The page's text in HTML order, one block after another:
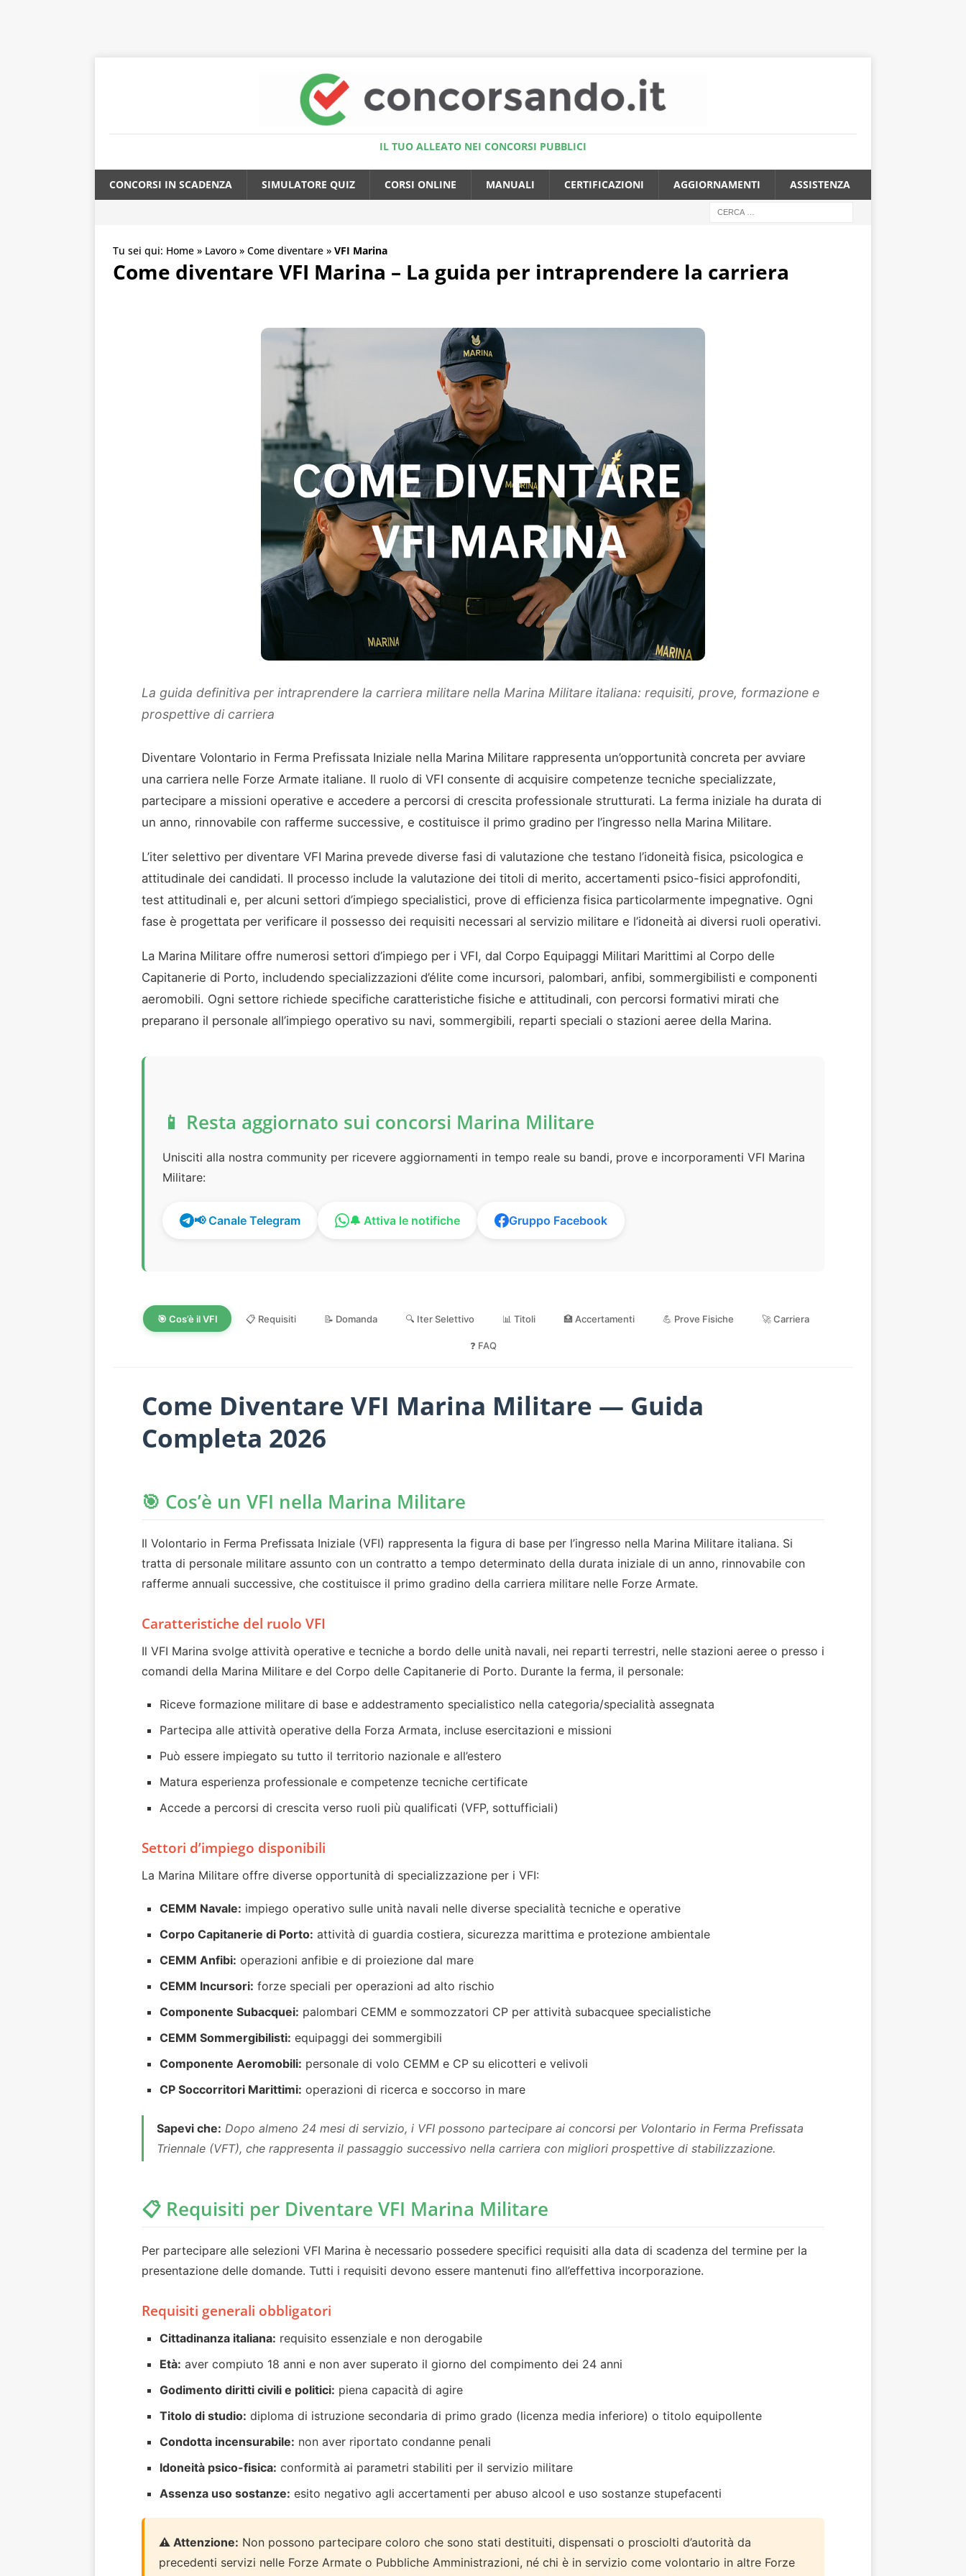
IL TUO ALLEATO NEI CONCORSI PUBBLICI
CONCORSI IN SCADENZA SIMULATORE QUIZ CORSI ONLINE MANUALI CERTIFICAZIONI AGGIORNAMENTI ASSISTENZA
Tu sei qui: Home » Lavoro » Come diventare » VFI Marina
Come diventare VFI Marina – La guida per intraprendere la carriera
La guida definitiva per intraprendere la carriera militare nella Marina Militare italiana: requisiti, prove, formazione e
prospettive di carriera
Diventare Volontario in Ferma Prefissata Iniziale nella Marina Militare rappresenta un’opportunità concreta per avviare
una carriera nelle Forze Armate italiane. Il ruolo di VFI consente di acquisire competenze tecniche specializzate,
partecipare a missioni operative e accedere a percorsi di crescita professionale strutturati. La ferma iniziale ha durata di
un anno, rinnovabile con rafferme successive, e costituisce il primo gradino per l’ingresso nella Marina Militare.
L’iter selettivo per diventare VFI Marina prevede diverse fasi di valutazione che testano l’idoneità fisica, psicologica e
attitudinale dei candidati. Il processo include la valutazione dei titoli di merito, accertamenti psico-fisici approfonditi,
test attitudinali e, per alcuni settori d’impiego specialistici, prove di efficienza fisica particolarmente impegnative. Ogni
fase è progettata per verificare il possesso dei requisiti necessari al servizio militare e l’idoneità ai diversi ruoli operativi.
La Marina Militare offre numerosi settori d’impiego per i VFI, dal Corpo Equipaggi Militari Marittimi al Corpo delle
Capitanerie di Porto, includendo specializzazioni d’élite come incursori, palombari, anfibi, sommergibilisti e componenti
aeromobili. Ogni settore richiede specifiche caratteristiche fisiche e attitudinali, con percorsi formativi mirati che
preparano il personale all’impiego operativo su navi, sommergibili, reparti speciali o stazioni aeree della Marina.
📱 Resta aggiornato sui concorsi Marina Militare
Unisciti alla nostra community per ricevere aggiornamenti in tempo reale su bandi, prove e incorporamenti VFI Marina
Militare:
📢 Canale Telegram 🔔 Attiva le notifiche Gruppo Facebook
🎯 Cos’è il VFI 📋 Requisiti 📝 Domanda 🔍 Iter Selettivo 📊 Titoli 🏥 Accertamenti 💪 Prove Fisiche 🚀 Carriera
❓ FAQ
Come Diventare VFI Marina Militare — Guida
Completa 2026
🎯 Cos’è un VFI nella Marina Militare
Il Volontario in Ferma Prefissata Iniziale (VFI) rappresenta la figura di base per l’ingresso nella Marina Militare italiana. Si
tratta di personale militare assunto con un contratto a tempo determinato della durata iniziale di un anno, rinnovabile con
rafferme annuali successive, che costituisce il primo gradino della carriera militare nelle Forze Armate.
Caratteristiche del ruolo VFI
Il VFI Marina svolge attività operative e tecniche a bordo delle unità navali, nei reparti terrestri, nelle stazioni aeree o presso i
comandi della Marina Militare e del Corpo delle Capitanerie di Porto. Durante la ferma, il personale:
Riceve formazione militare di base e addestramento specialistico nella categoria/specialità assegnata
Partecipa alle attività operative della Forza Armata, incluse esercitazioni e missioni
Può essere impiegato su tutto il territorio nazionale e all’estero
Matura esperienza professionale e competenze tecniche certificate
Accede a percorsi di crescita verso ruoli più qualificati (VFP, sottufficiali)
Settori d’impiego disponibili
La Marina Militare offre diverse opportunità di specializzazione per i VFI:
CEMM Navale: impiego operativo sulle unità navali nelle diverse specialità tecniche e operative
Corpo Capitanerie di Porto: attività di guardia costiera, sicurezza marittima e protezione ambientale
CEMM Anfibi: operazioni anfibie e di proiezione dal mare
CEMM Incursori: forze speciali per operazioni ad alto rischio
Componente Subacquei: palombari CEMM e sommozzatori CP per attività subacquee specialistiche
CEMM Sommergibilisti: equipaggi dei sommergibili
Componente Aeromobili: personale di volo CEMM e CP su elicotteri e velivoli
CP Soccorritori Marittimi: operazioni di ricerca e soccorso in mare
Sapevi che: Dopo almeno 24 mesi di servizio, i VFI possono partecipare ai concorsi per Volontario in Ferma Prefissata
Triennale (VFT), che rappresenta il passaggio successivo nella carriera con migliori prospettive di stabilizzazione.
📋 Requisiti per Diventare VFI Marina Militare
Per partecipare alle selezioni VFI Marina è necessario possedere specifici requisiti alla data di scadenza del termine per la
presentazione delle domande. Tutti i requisiti devono essere mantenuti fino all’effettiva incorporazione.
Requisiti generali obbligatori
Cittadinanza italiana: requisito essenziale e non derogabile
Età: aver compiuto 18 anni e non aver superato il giorno del compimento dei 24 anni
Godimento diritti civili e politici: piena capacità di agire
Titolo di studio: diploma di istruzione secondaria di primo grado (licenza media inferiore) o titolo equipollente
Condotta incensurabile: non aver riportato condanne penali
Idoneità psico-fisica: conformità ai parametri stabiliti per il servizio militare
Assenza uso sostanze: esito negativo agli accertamenti per abuso alcool e uso sostanze stupefacenti
⚠️ Attenzione: Non possono partecipare coloro che sono stati destituiti, dispensati o prosciolti d’autorità da
precedenti servizi nelle Forze Armate o Pubbliche Amministrazioni, né chi è in servizio come volontario in altre Forze